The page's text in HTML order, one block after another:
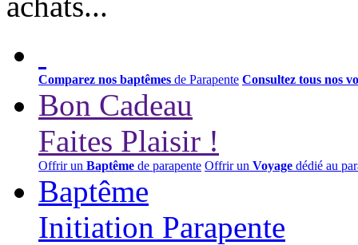
Comparez nos baptêmes de Parapente Consultez tous nos
Bon Cadeau
Faites Plaisir !
Offrir un Baptême de parapente Offrir un Voyage dédié au
Baptême
Initiation Parapente